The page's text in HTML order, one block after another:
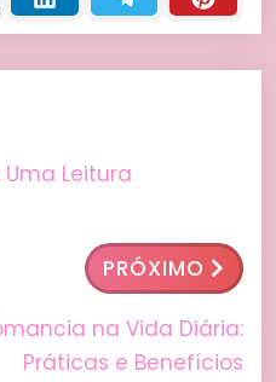
Leitura
PRÓXIMO
na Vida Diária:
Práticas e Benefícios